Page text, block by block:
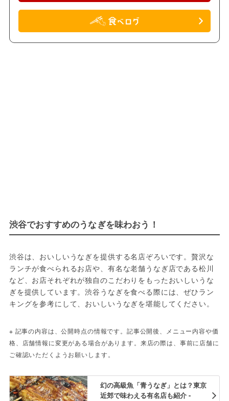
渋谷でおすすめのうなぎを味わおう！
渋谷は、おいしいうなぎを提供する名店ぞろいです。贅沢な
ランチが食べられるお店や、有名な老舗うなぎ店である松川
など、お店それぞれが独自のこだわりをもったおいしいうな
ぎを提供しています。渋谷うなぎを食べる際には、ぜひラン
キングを参考にして、おいしいうなぎを堪能してください。
※ 記事の内容は、公開時点の情報です。記事公開後、メニュー内容や価
格、店舗情報に変更がある場合があります。来店の際は、事前に店舗に
ご確認いただくようお願いします。
幻の高級魚「青うなぎ」とは？東京
近郊で味わえる有名店も紹介 -